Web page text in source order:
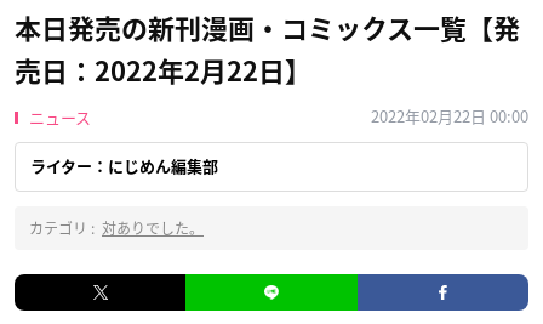
本日発売の新刊漫画・コミックス一覧【発
売日：2022年2月22日】
ニュース 2022年02月22日 00:00
ライター：にじめん編集部
カテゴリ : 対ありでした。